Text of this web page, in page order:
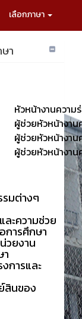
เลือกภาษา
า
หัวหน้างานความ
ผู้ช่วยหัวหน้างาน
ผู้ช่วยหัวหน้างาน
ผู้ช่วยหัวหน้างาน
รมต่างๆ
ละความช่วย
การศึกษา
วยงาน
การและ
สินของ